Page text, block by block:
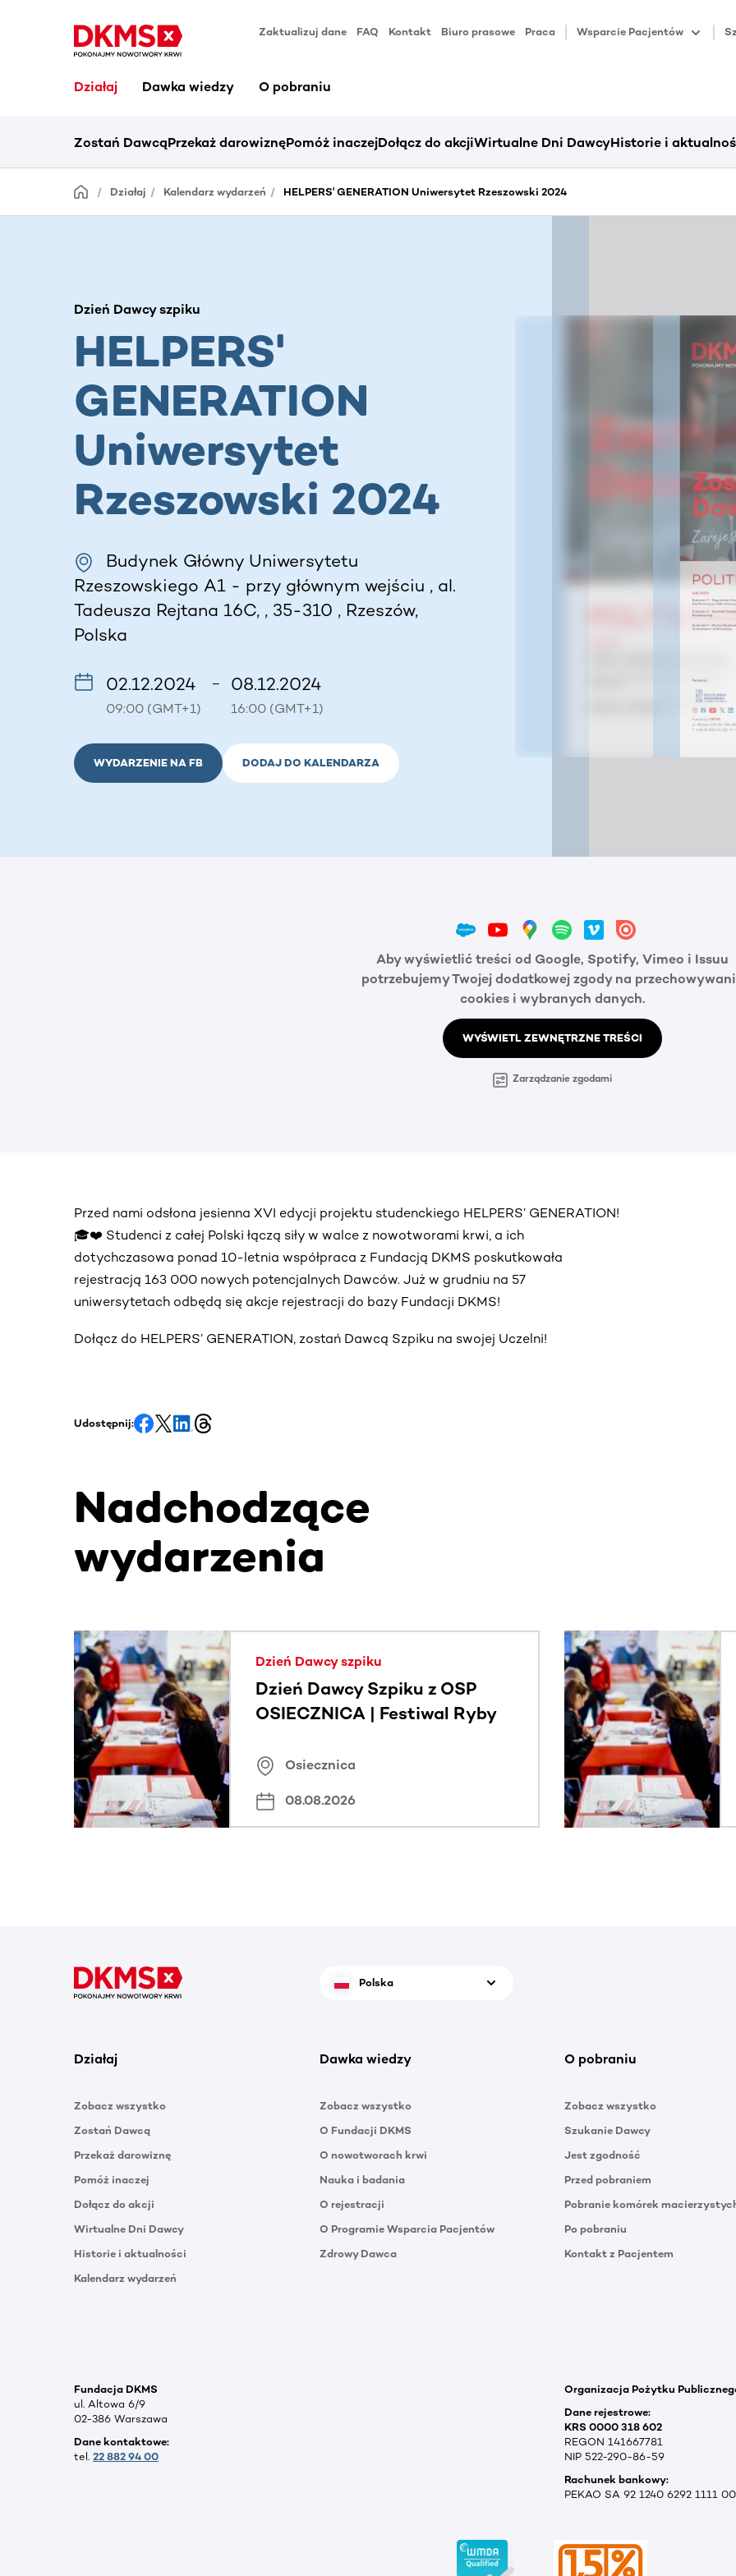
Zaktualizuj dane FAQ Kontakt Biuro prasowe Praca Wsparcie Pacjentów
Działaj Dawka wiedzy O pobraniu
Zostań DawcąPrzekaż darowiznęPomóż inaczejDołącz do akcjiWirtualne Dni DawcyHistorie i
Działaj Kalendarz wydarzeń HELPERS' GENERATION Uniwersytet Rzeszowski 2024
Dzień Dawcy szpiku
HELPERS'
GENERATION
Uniwersytet
Rzeszowski 2024
Budynek Główny Uniwersytetu
Rzeszowskiego A1 - przy głównym wejściu , al.
Tadeusza Rejtana 16C, , 35-310 , Rzeszów,
Polska
02.12.2024
09:00 (GMT+1)
– 08.12.2024
16:00 (GMT+1)
WYDARZENIE NA FB DODAJ DO KALENDARZA
Aby wyświetlić treści od Google, Spotify, Vimeo i Issuu
potrzebujemy Twojej dodatkowej zgody na
cookies i wybranych danych.
WYŚWIETL ZEWNĘTRZNE TREŚCI
Zarządzanie zgodami
Przed nami odsłona jesienna XVI edycji projektu studenckiego HELPERS’ GENERATION!
🎓❤️ Studenci z całej Polski łączą siły w walce z nowotworami krwi, a ich
dotychczasowa ponad 10-letnia współpraca z Fundacją DKMS poskutkowała
rejestracją 163 000 nowych potencjalnych Dawców. Już w grudniu na 57
uniwersytetach odbędą się akcje rejestracji do bazy Fundacji DKMS!
Dołącz do HELPERS’ GENERATION, zostań Dawcą Szpiku na swojej Uczelni!
Udostępnij:
Nadchodzące
wydarzenia
Ta sekcja zawiera treści przewijane w poziomie. Użyj klawisza Tab lub przesuń palcem, aby zobaczyć
Dzień Dawcy szpiku
Dzień Dawcy Szpiku z OSP
OSIECZNICA | Festiwal Ryby
Osiecznica
08.08.2026
Polska
Działaj
Zobacz wszystko
Zostań Dawcą
Przekaż darowiznę
Pomóż inaczej
Dołącz do akcji
Wirtualne Dni Dawcy
Historie i aktualności
Kalendarz wydarzeń
Dawka wiedzy
Zobacz wszystko
O Fundacji DKMS
O nowotworach krwi
Nauka i badania
O rejestracji
O Programie Wsparcia Pacjentów
Zdrowy Dawca
O pobraniu
Zobacz wszystko
Szukanie Dawcy
Jest zgodność
Przed pobraniem
Pobranie komórek
Po pobraniu
Kontakt z Pacjentem
Fundacja DKMS
ul. Altowa 6/9
02-386 Warszawa
Dane kontaktowe:
tel. 22 882 94 00
Organizacja Pożytku
Dane rejestrowe:
KRS 0000 318 602
REGON 141667781
NIP 522-290-86-59
Rachunek bankowy:
PEKAO SA 92 1240 6292 1111